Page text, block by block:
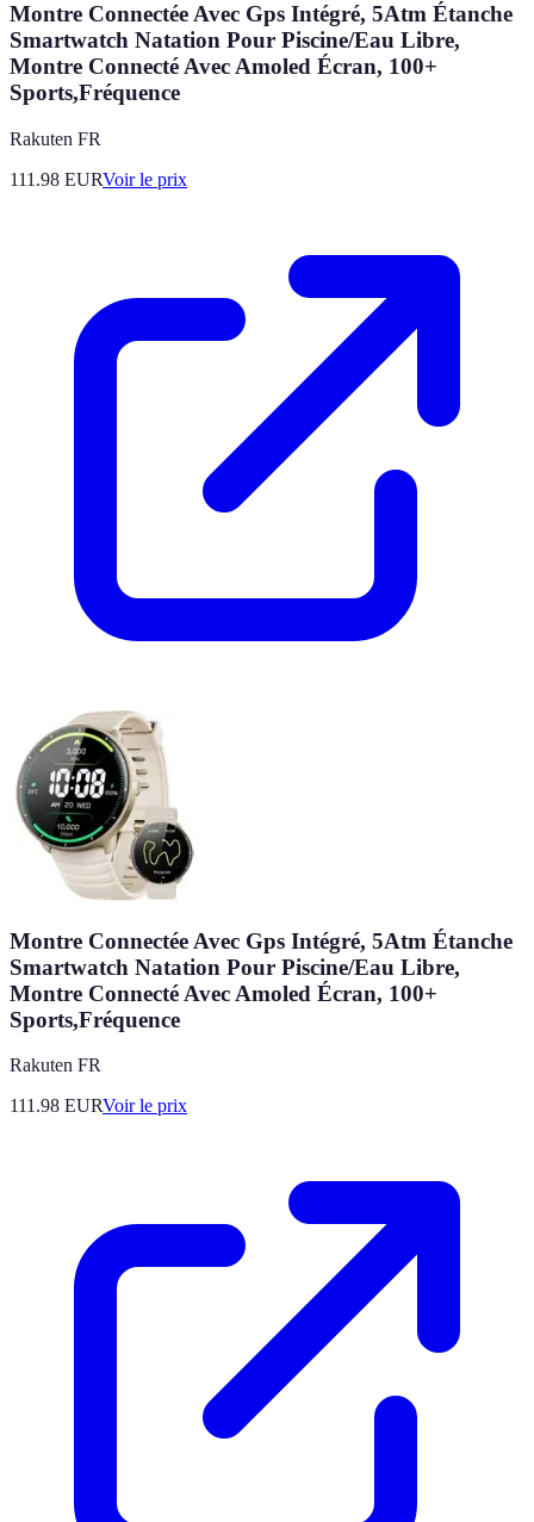
Montre Connectée Avec Gps Intégré, 5Atm Étanche
Smartwatch Natation Pour Piscine/Eau Libre,
Montre Connecté Avec Amoled Écran, 100+
Sports,Fréquence
Rakuten FR
111.98 EURVoir le prix
Montre Connectée Avec Gps Intégré, 5Atm Étanche
Smartwatch Natation Pour Piscine/Eau Libre,
Montre Connecté Avec Amoled Écran, 100+
Sports,Fréquence
Rakuten FR
111.98 EURVoir le prix